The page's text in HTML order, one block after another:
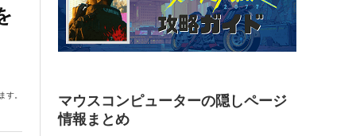
す。
マウスコンピューターの隠しページ
情報まとめ